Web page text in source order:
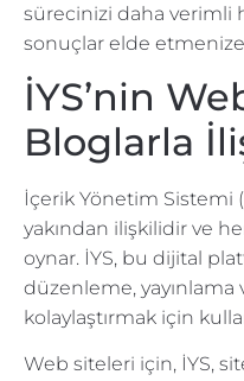
sürecinizi daha verimli
sonuçlar elde etmenize
İYS’nin
Bloglarla
İçerik Yönetim Sistemi
yakından ilişkilidir ve
oynar. İYS, bu dijital
düzenleme,
kolaylaştırmak için
Web siteleri için, İYS,